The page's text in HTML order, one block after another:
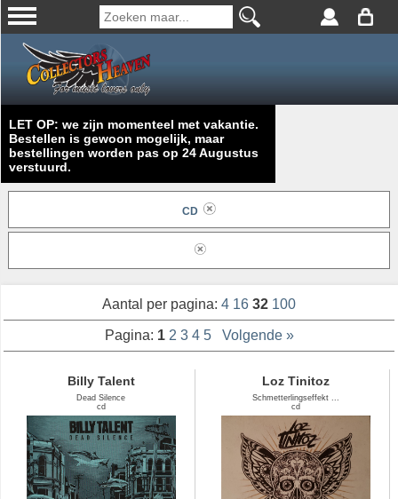
LET OP: we zijn momenteel met vakantie.
Bestellen is gewoon mogelijk, maar
bestellingen worden pas op 24 Augustus
verstuurd.
CD
Aantal per pagina: 4 16 32 100
Pagina: 1 2 3 4 5 Volgende »
Billy Talent
Dead Silence
cd
Loz Tinitoz
Schmetterlingseffekt ...
cd